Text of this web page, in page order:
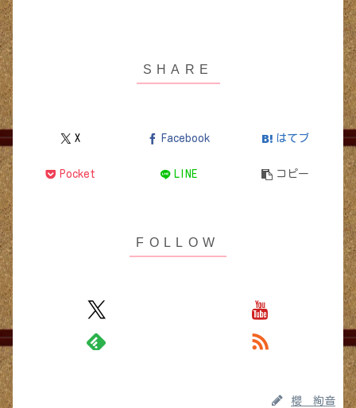
X Facebook はてブ
Pocket LINE コピー
櫻 絢音